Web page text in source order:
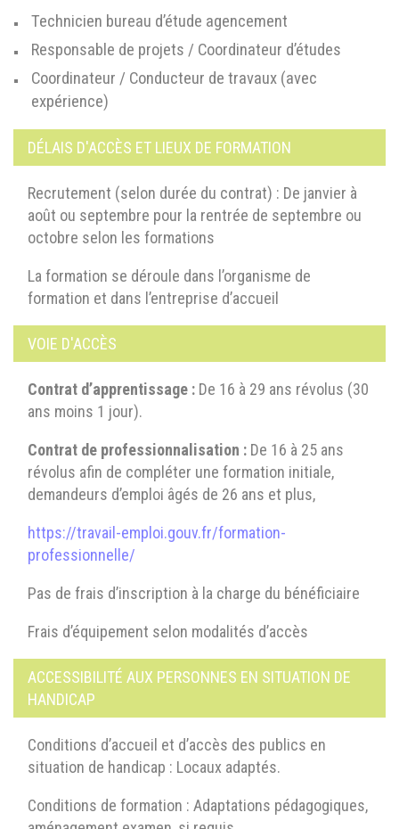
Technicien bureau d’étude agencement
Responsable de projets / Coordinateur d’études
Coordinateur / Conducteur de travaux (avec
expérience)
DÉLAIS D'ACCÈS ET LIEUX DE FORMATION
Recrutement (selon durée du contrat) : De janvier à
août ou septembre pour la rentrée de septembre ou
octobre selon les formations
La formation se déroule dans l’organisme de
formation et dans l’entreprise d’accueil
VOIE D'ACCÈS
Contrat d’apprentissage : De 16 à 29 ans révolus (30
ans moins 1 jour).
Contrat de professionnalisation : De 16 à 25 ans
révolus afin de compléter une formation initiale,
demandeurs d’emploi âgés de 26 ans et plus,
https://travail-emploi.gouv.fr/formation-
professionnelle/
Pas de frais d’inscription à la charge du bénéficiaire
Frais d’équipement selon modalités d’accès
ACCESSIBILITÉ AUX PERSONNES EN SITUATION DE
HANDICAP
Conditions d’accueil et d’accès des publics en
situation de handicap : Locaux adaptés.
Conditions de formation : Adaptations pédagogiques,